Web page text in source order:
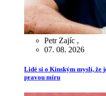
Petr Zajíc ,
07. 08. 2026
Lidé si o Kinským myslí, že
pravou míru